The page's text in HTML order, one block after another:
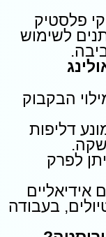
פלסטיק
לשימוש
הבקבוק
דליפות
לפרק
אידיאליים
בעבודה